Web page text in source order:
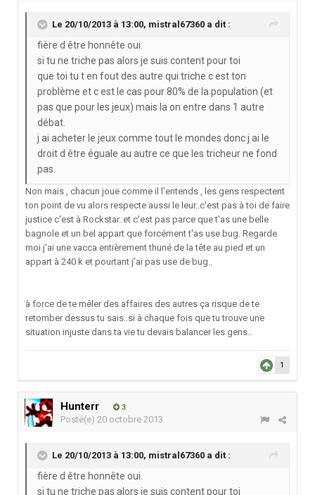
Le 20/10/2013 à 13:00, mistral67360 a dit :
fière d être honnête oui.
si tu ne triche pas alors je suis content pour toi
que toi tu t en fout des autre qui triche c est ton
problème et c est le cas pour 80% de la population (et
pas que pour les jeux) mais la on entre dans 1 autre
débat.
j ai acheter le jeux comme tout le mondes donc j ai le
droit d être éguale au autre ce que les tricheur ne fond
pas.
Non mais , chacun joue comme il l'entends , les gens respectent
ton point de vu alors respecte aussi le leur..c'est pas à toi de faire
justice c'est à Rockstar..et c'est pas parce que t'as une belle
bagnole et un bel appart que forcément t'as use bug. Regarde
moi j'ai une vacca entièrement thuné de la tête au pied et un
appart à 240 k et pourtant j'ai pas use de bug..
à force de te mêler des affaires des autres ça risque de te
retomber dessus tu sais..si à chaque fois que tu trouve une
situation injuste dans ta vie tu devais balancer les gens..
1
Hunterr 3
Posté(e) 20 octobre 2013
Le 20/10/2013 à 13:00, mistral67360 a dit :
fière d être honnête oui.
si tu ne triche pas alors je suis content pour toi